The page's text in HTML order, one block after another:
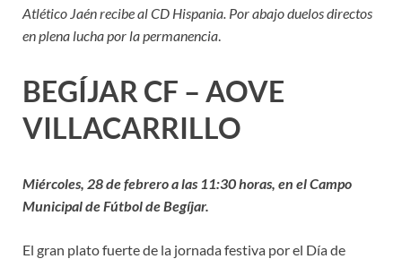
Atlético Jaén recibe al CD Hispania. Por abajo duelos directos
en plena lucha por la permanencia.
BEGÍJAR CF – AOVE
VILLACARRILLO
Miércoles, 28 de febrero a las 11:30 horas, en el Campo
Municipal de Fútbol de Begíjar.
El gran plato fuerte de la jornada festiva por el Día de